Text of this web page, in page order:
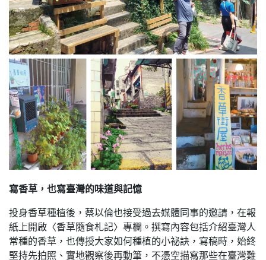
寫香草，也寫臺灣的味道與記憶
投身香草種植後，蔡以倫也接受過去媒體同事的邀請，在報
紙上開啟〈香草隨食札記〉專欄。撰寫內容包括介紹臺灣人
常種的香草，也傳授大家如何種植的小祕訣，寫稿時，始終
堅持先拍照、實地觀察後再動筆，不憑空描寫那些在臺灣難